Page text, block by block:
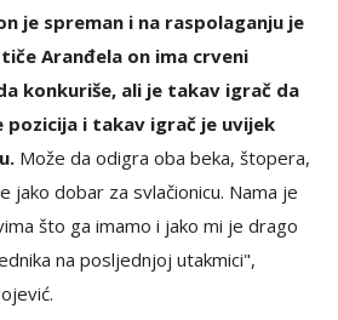
je spreman i na raspolaganju je
Aranđela on ima crveni
konkuriše, ali je takav igrač da
pozicija i takav igrač je uvijek
Može da odigra oba beka, štopera,
jako dobar za svlačionicu. Nama je
što ga imamo i jako mi je drago
na posljednjoj utakmici",